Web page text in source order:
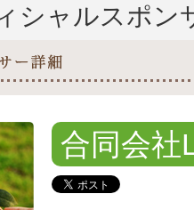
ャルスポン
合同会社